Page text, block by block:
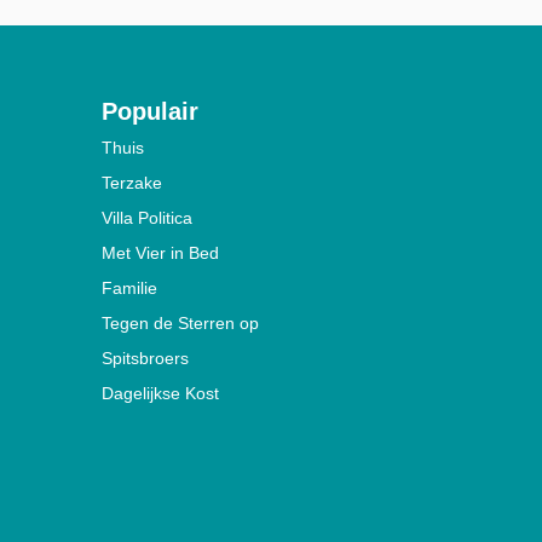
Populair
Thuis
Terzake
Villa Politica
Met Vier in Bed
Familie
Tegen de Sterren op
Spitsbroers
Dagelijkse Kost